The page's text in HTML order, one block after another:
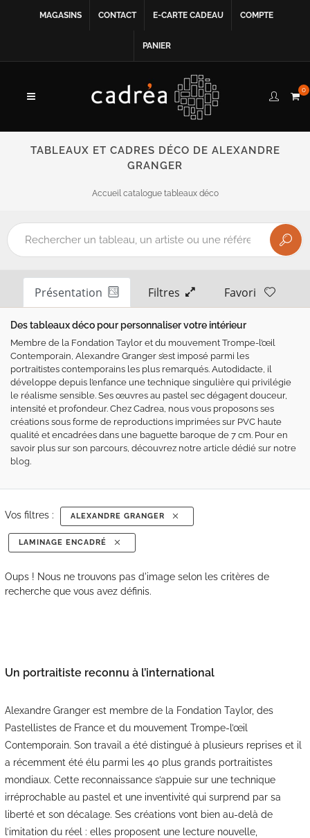
MAGASINS CONTACT E-CARTE CADEAU COMPTE
PANIER
0
TABLEAUX ET CADRES DÉCO DE ALEXANDRE
GRANGER
Accueil catalogue tableaux déco
Présentation Filtres Favori
Des tableaux déco pour personnaliser votre intérieur
Membre de la Fondation Taylor et du mouvement Trompe-l’œil
Contemporain, Alexandre Granger s’est imposé parmi les
portraitistes contemporains les plus remarqués. Autodidacte, il
développe depuis l’enfance une technique singulière qui privilégie
le réalisme sensible. Ses œuvres au pastel sec dégagent douceur,
intensité et profondeur. Chez Cadrea, nous vous proposons ses
créations sous forme de reproductions imprimées sur PVC haute
qualité et encadrées dans une baguette baroque de 7 cm. Pour en
savoir plus sur son parcours, découvrez notre article dédié sur notre
blog.
Vos filtres : ALEXANDRE GRANGER
LAMINAGE ENCADRÉ
Oups ! Nous ne trouvons pas d'image selon les critères de
recherche que vous avez définis.
Un portraitiste reconnu à l’international
Alexandre Granger est membre de la Fondation Taylor, des
Pastellistes de France et du mouvement Trompe-l’œil
Contemporain. Son travail a été distingué à plusieurs reprises et il
a récemment été élu parmi les 40 plus grands portraitistes
mondiaux. Cette reconnaissance s’appuie sur une technique
irréprochable au pastel et une inventivité qui surprend par sa
liberté et son décalage. Ses créations vont bien au-delà de
l’imitation du réel : elles proposent une lecture nouvelle,